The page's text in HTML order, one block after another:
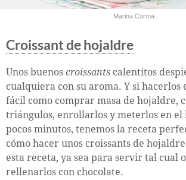
Marina Corma
Croissant de hojaldre
Unos buenos croissants calentitos
cualquiera con su aroma. Y si hacerlos
fácil como comprar masa de hojaldre,
triángulos, enrollarlos y meterlos en el
pocos minutos, tenemos la receta
cómo hacer unos croissants de
esta receta, ya sea para servir tal cual
rellenarlos con chocolate.